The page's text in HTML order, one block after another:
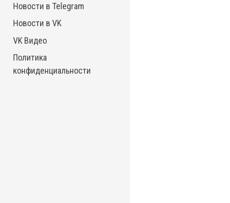
Новости в Telegram
Новости в VK
VK Видео
Политика
конфиденциальности